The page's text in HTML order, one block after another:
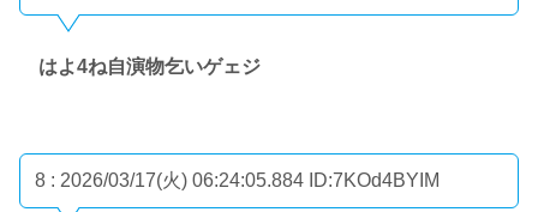
はよ4ね自演物乞いゲェジ
8 : 2026/03/17(火) 06:24:05.884 ID:7KOd4BYIM